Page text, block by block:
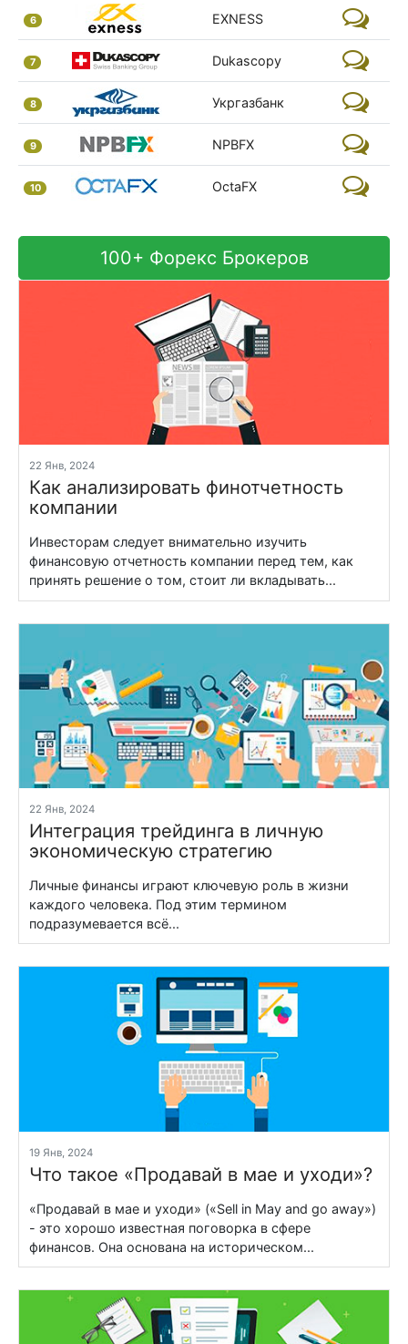
6 EXNESS
7 Dukascopy
8 Укргазбанк
9 NPBFX
10 OctaFX
100+ Форекс Брокеров
22 Янв, 2024
Как анализировать финотчетность
компании
Инвесторам следует внимательно изучить
финансовую отчетность компании перед тем, как
принять решение о том, стоит ли вкладывать...
22 Янв, 2024
Интеграция трейдинга в личную
экономическую стратегию
Личные финансы играют ключевую роль в жизни
каждого человека. Под этим термином
подразумевается всё...
19 Янв, 2024
Что такое «Продавай в мае и уходи»?
«Продавай в мае и уходи» («Sell in May and go away»)
- это хорошо известная поговорка в сфере
финансов. Она основана на историческом...